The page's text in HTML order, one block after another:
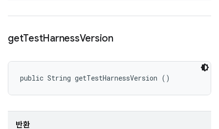
getTestHarnessVersion
public String getTestHarnessVersion ()
반환